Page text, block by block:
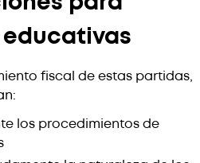
fiscal de estas partidas,
los procedimientos de